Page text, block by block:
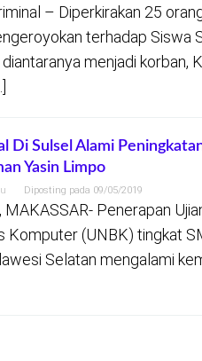
– Diperkirakan 25
terhadap Siswa
menjadi korban,
Di Sulsel Alami
Yasin Limpo
Diposting pada 09/05/2019
MAKASSAR- Penerapan
Komputer (UNBK) tingkat
Selatan mengalami